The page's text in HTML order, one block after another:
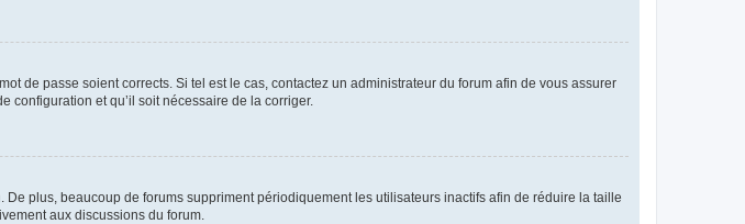
de passe soient corrects. Si tel est le cas, contactez un administrateur du forum afin de vous assurer
configuration et qu’il soit nécessaire de la corriger.
plus, beaucoup de forums suppriment périodiquement les utilisateurs inactifs afin de réduire la taille
aux discussions du forum.